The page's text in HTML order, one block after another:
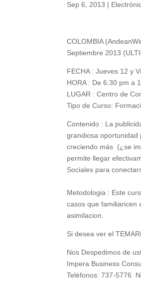
Sep 6, 2013 |
COLOMBIA
Septiembre 2013
FECHA : Jueves 12 y
HORA : De 6:30 pm a
LUGAR : Centro de
Tipo de Curso:
Contenido : La
grandiosa oportunidad
creciendo más (¿se
permite llegar
Sociales para
Metodologia : Este
casos que familiaricen
asimilacion.
Si desea ver el
Nos Despedimos de
Impera Business
Teléfonos: 737-5776